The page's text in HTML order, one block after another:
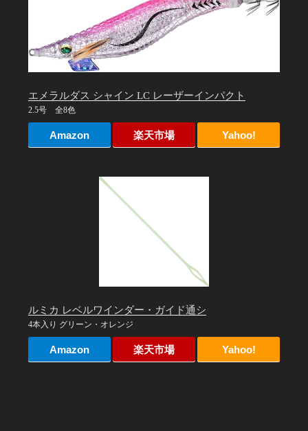
エメラルダス シャイン LC レーザーインパクト
2.5号 全8色
Amazon 楽天市場 Yahoo!
ルミカ レベルワインダー・ガイド通シ
4本入り グリーン・オレンジ
Amazon 楽天市場 Yahoo!